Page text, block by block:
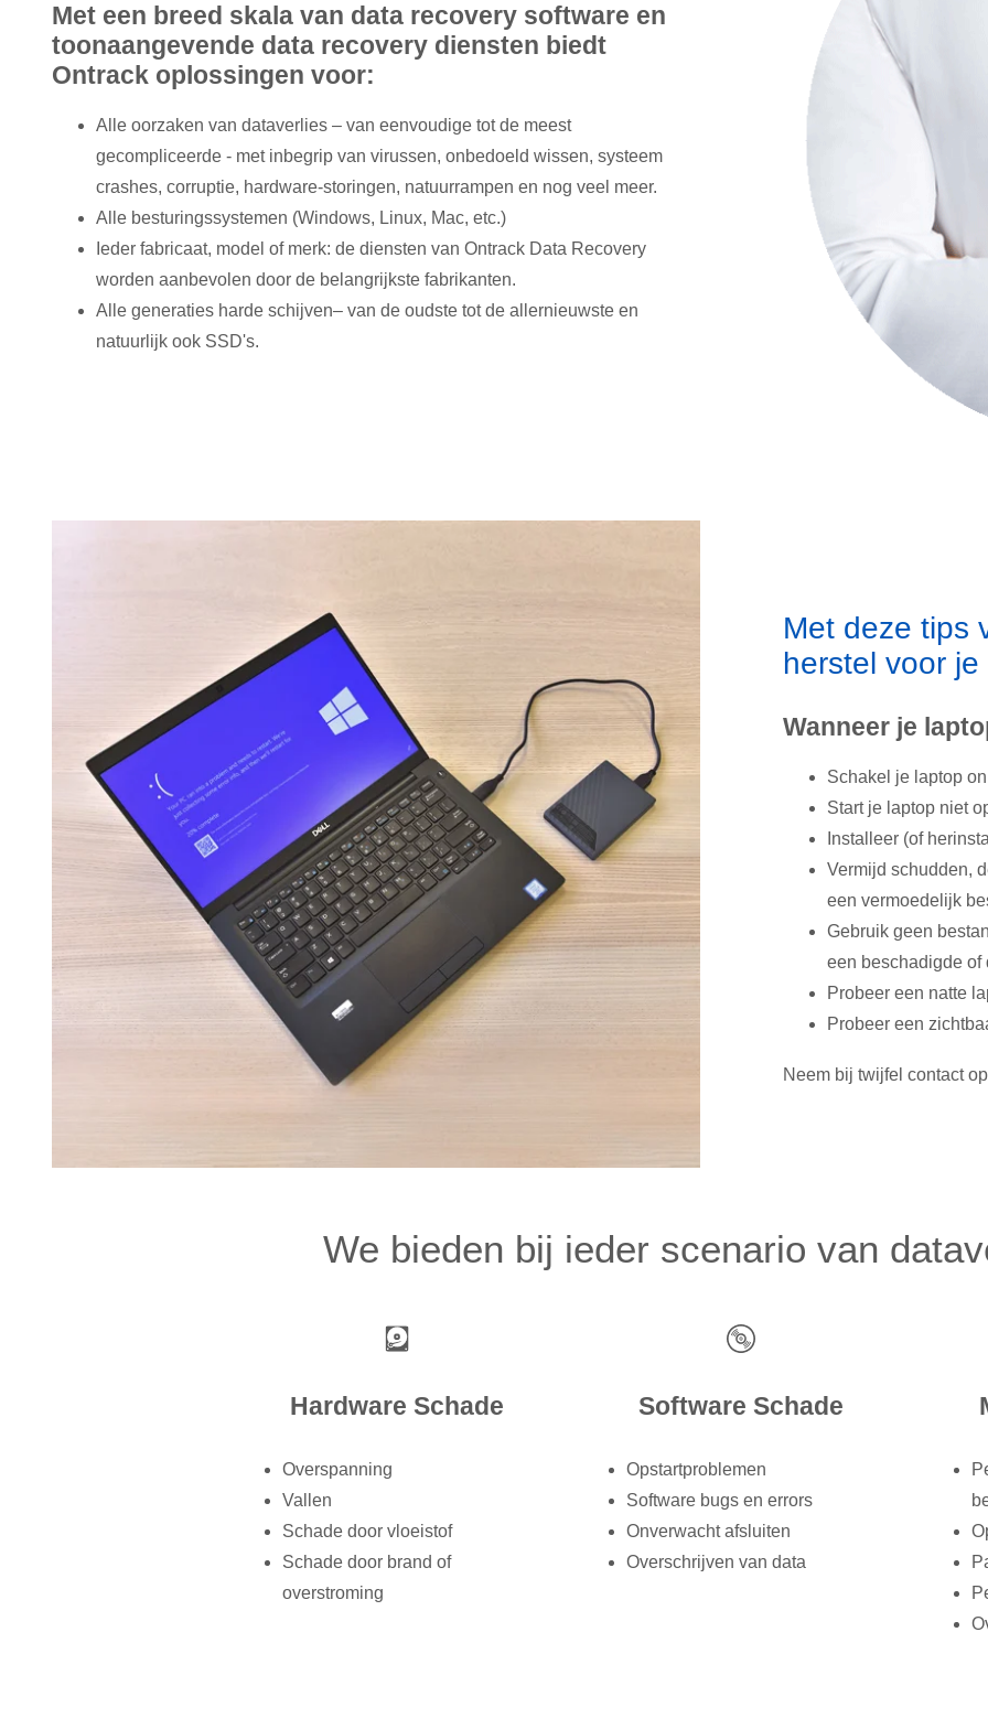
Met een breed skala van data recovery software en
toonaangevende data recovery diensten biedt
Ontrack oplossingen voor:
Alle oorzaken van dataverlies – van eenvoudige tot de meest
gecompliceerde - met inbegrip van virussen, onbedoeld wissen, systeem
crashes, corruptie, hardware-storingen, natuurrampen en nog veel meer.
Alle besturingssystemen (Windows, Linux, Mac, etc.)
Ieder fabricaat, model of merk: de diensten van Ontrack Data Recovery
worden aanbevolen door de belangrijkste fabrikanten.
Alle generaties harde schijven– van de oudste tot de allernieuwste en
natuurlijk ook SSD's.
Met deze tips
herstel voor
Wanneer je
Schakel je laptop
Start je laptop niet
Installeer (of
Vermijd schudden,
een vermoedelijk
Gebruik geen
een beschadigde of
Probeer een natte
Probeer een
Neem bij twijfel contact
We bieden bij ieder scenario van
Hardware Schade
Overspanning
Vallen
Schade door vloeistof
Schade door brand of
overstroming
Software Schade
Opstartproblemen
Software bugs en errors
Onverwacht afsluiten
Overschrijven van data